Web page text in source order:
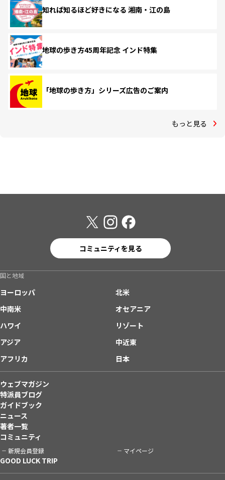
知れば知るほど好きになる 湘南・江の島
地球の歩き方45周年記念 インド特集
「地球の歩き方」シリーズ広告のご案内
もっと見る
コミュニティを見る
国と地域
ヨーロッパ
北米
中南米
オセアニア
ハワイ
リゾート
アジア
中近東
アフリカ
日本
ウェブマガジン
特派員ブログ
ガイドブック
ニュース
著者一覧
コミュニティ
新規会員登録 マイページ
GOOD LUCK TRIP